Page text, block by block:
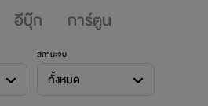
อีบุ๊ก การ์ตูน
สถานะจบ
ทั้งหมด